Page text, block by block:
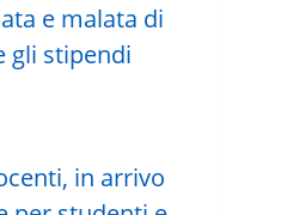
e malata di
gli stipendi